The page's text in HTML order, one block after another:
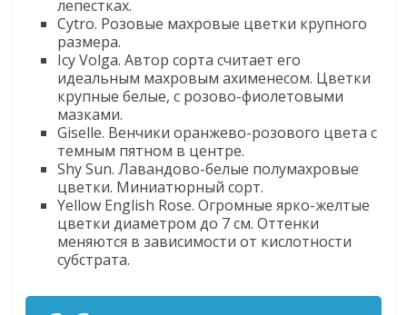
лепестках.
Cytro. Розовые махровые цветки крупного
размера.
Icy Volga. Автор сорта считает его
идеальным махровым ахименесом. Цветки
крупные белые, с розово-фиолетовыми
мазками.
Giselle. Венчики оранжево-розового цвета с
темным пятном в центре.
Shy Sun. Лавандово-белые полумахровые
цветки. Миниатюрный сорт.
Yellow English Rose. Огромные ярко-желтые
цветки диаметром до 7 см. Оттенки
меняются в зависимости от кислотности
субстрата.